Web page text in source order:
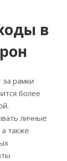
в
рамки
более
личные
также